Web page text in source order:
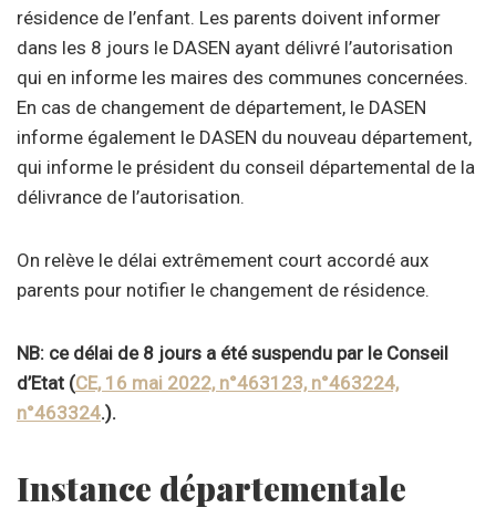
résidence de l’enfant. Les parents doivent informer
dans les 8 jours le DASEN ayant délivré l’autorisation
qui en informe les maires des communes concernées.
En cas de changement de département, le DASEN
informe également le DASEN du nouveau département,
qui informe le président du conseil départemental de la
délivrance de l’autorisation.
On relève le délai extrêmement court accordé aux
parents pour notifier le changement de résidence.
NB: ce délai de 8 jours a été suspendu par le Conseil
d’Etat (CE, 16 mai 2022, n°463123, n°463224,
n°463324.).
Instance départementale